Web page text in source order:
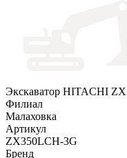
Экскаватор HITACHI
Филиал
Малаховка
Артикул
ZX350LCH-3G
Бренд